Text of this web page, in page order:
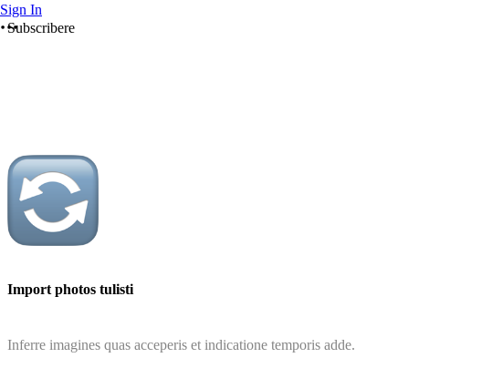
Sign In
Subscribere
Import photos tulisti
Inferre imagines quas acceperis et indicatione temporis adde.